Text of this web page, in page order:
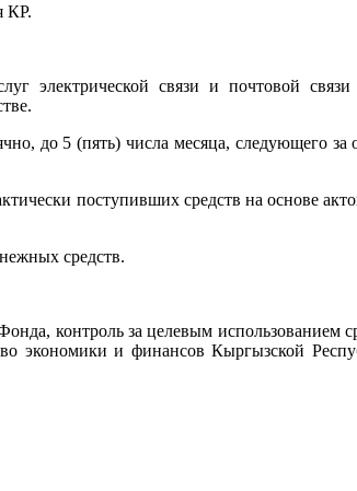
КР.
электрической связи и почтовой
до 5 (пять) числа месяца, следующего за
поступивших средств на основе
средств.
контроль за целевым использованием
экономики и финансов Кыргызской